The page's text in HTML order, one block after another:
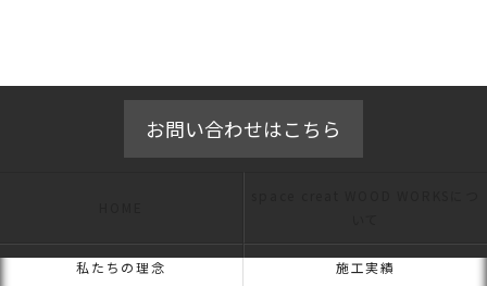
お問い合わせはこちら
私たちの理念 施工実績